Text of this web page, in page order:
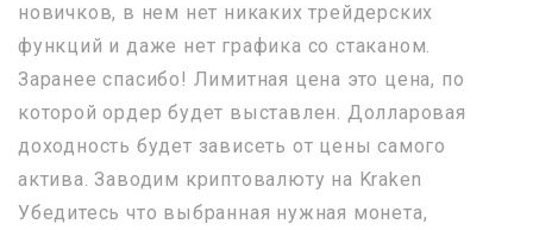
новичков, в нем нет никаких трейдерских
функций и даже нет графика со стаканом.
Заранее спасибо! Лимитная цена это цена, по
которой ордер будет выставлен. Долларовая
доходность будет зависеть от цены самого
актива. Заводим криптовалюту на Kraken
Убедитесь что выбранная нужная монета,